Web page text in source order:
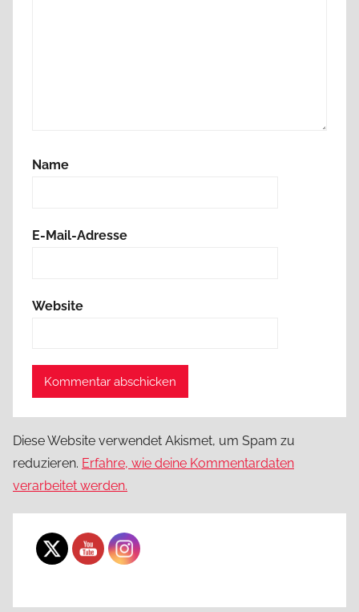
Name
E-Mail-Adresse
Website
Diese Website verwendet Akismet, um Spam zu
reduzieren. Erfahre, wie deine Kommentardaten
verarbeitet werden.